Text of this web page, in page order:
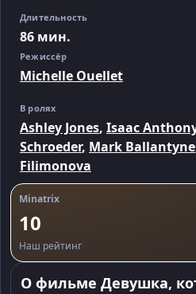
Длительность
86 мин.
Режиссёр
Michelle Ouellet
В ролях
Ashley Jones, Isaac
Schroeder, Mark Ballantyne
Filimonova
Minatrix
10
Наш рейтинг
О фильме Девушка,